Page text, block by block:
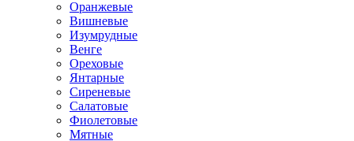
Оранжевые
Вишневые
Изумрудные
Венге
Ореховые
Янтарные
Сиреневые
Салатовые
Фиолетовые
Мятные